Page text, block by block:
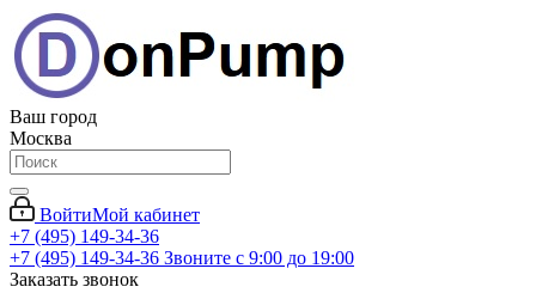
Ваш город
Москва
ВойтиМой кабинет
+7 (495) 149-34-36
+7 (495) 149-34-36 Звоните с 9:00 до 19:00
Заказать звонок